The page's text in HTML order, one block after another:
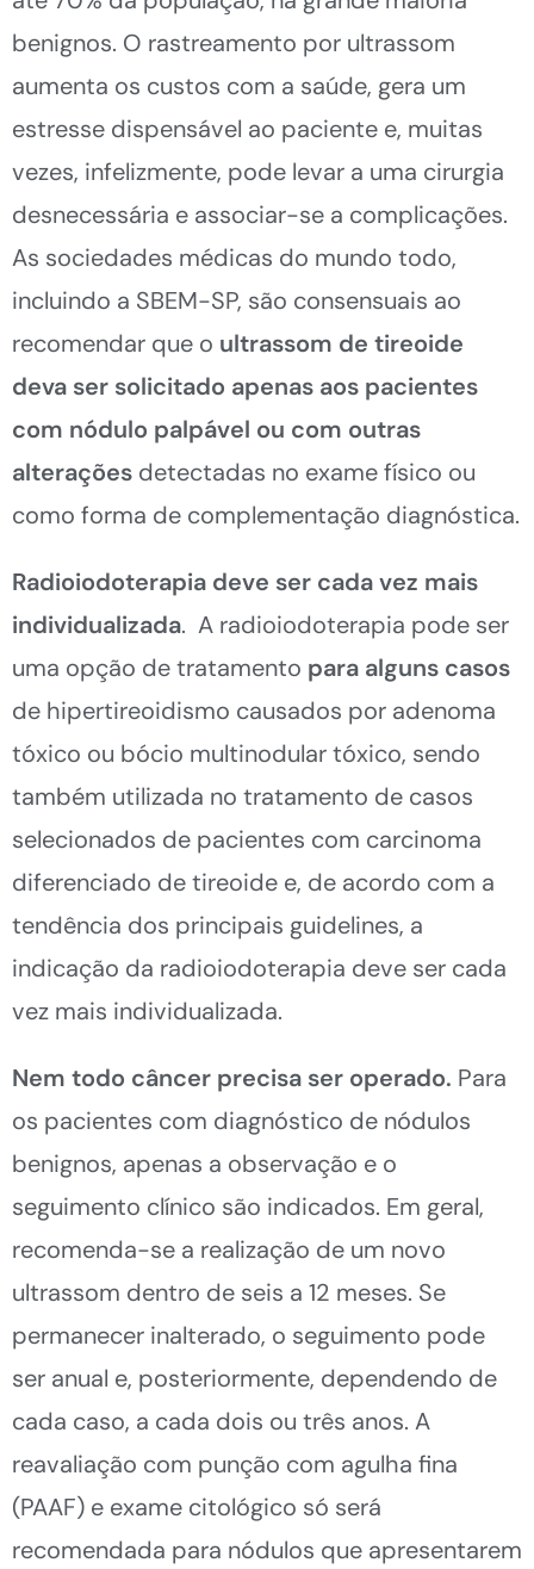
benignos. O rastreamento por ultrassom
aumenta os custos com a saúde, gera um
estresse dispensável ao paciente e, muitas
vezes, infelizmente, pode levar a uma cirurgia
desnecessária e associar-se a complicações.
As sociedades médicas do mundo todo,
incluindo a SBEM-SP, são consensuais ao
recomendar que o ultrassom de tireoide
deva ser solicitado apenas aos pacientes
com nódulo palpável ou com outras
alterações detectadas no exame físico ou
como forma de complementação diagnóstica.
Radioiodoterapia deve ser cada vez mais
individualizada. A radioiodoterapia pode ser
uma opção de tratamento para alguns casos
de hipertireoidismo causados por adenoma
tóxico ou bócio multinodular tóxico, sendo
também utilizada no tratamento de casos
selecionados de pacientes com carcinoma
diferenciado de tireoide e, de acordo com a
tendência dos principais guidelines, a
indicação da radioiodoterapia deve ser cada
vez mais individualizada.
Nem todo câncer precisa ser operado. Para
os pacientes com diagnóstico de nódulos
benignos, apenas a observação e o
seguimento clínico são indicados. Em geral,
recomenda-se a realização de um novo
ultrassom dentro de seis a 12 meses. Se
permanecer inalterado, o seguimento pode
ser anual e, posteriormente, dependendo de
cada caso, a cada dois ou três anos. A
reavaliação com punção com agulha fina
(PAAF) e exame citológico só será
recomendada para nódulos que apresentarem